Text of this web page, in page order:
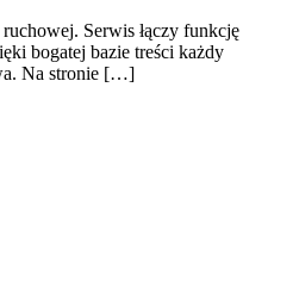
Serwis łączy funkcję
bogatej bazie treści każdy
Na stronie […]